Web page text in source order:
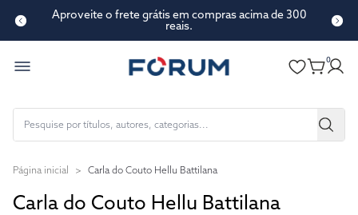
Aproveite o frete grátis em compras acima de 300
reais.
0
Página inicial > Carla do Couto Hellu Battilana
Carla do Couto Hellu Battilana